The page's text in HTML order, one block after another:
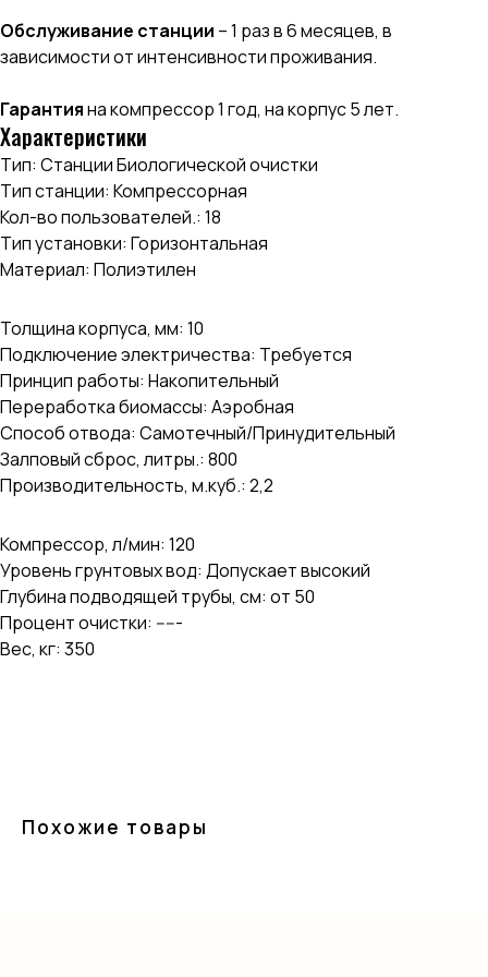
Обслуживание станции – 1 раз в 6 месяцев, в
зависимости от интенсивности проживания.
Гарантияна компрессор 1 год, на корпус 5 лет.
Характеристики
Тип: Станции Биологической очистки
Тип станции: Компрессорная
Кол-во пользователей.: 18
Тип установки: Горизонтальная
Материал: Полиэтилен
Толщина корпуса, мм: 10
Подключение электричества: Требуется
Принцип работы: Накопительный
Переработка биомассы: Аэробная
Способ отвода: Самотечный/Принудительный
Залповый сброс, литры.: 800
Производительность, м.куб.: 2,2
Компрессор, л/мин: 120
Уровень грунтовых вод: Допускает высокий
Глубина подводящей трубы, см: от 50
Процент очистки: -----
Вес, кг: 350
Похожие товары